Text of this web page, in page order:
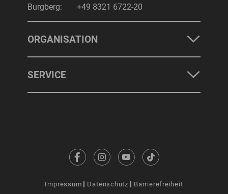
Burgberg:
+49 8321 6722-20
ORGANISATION
SERVICE
Impressum Datenschutz Barrierefreiheit